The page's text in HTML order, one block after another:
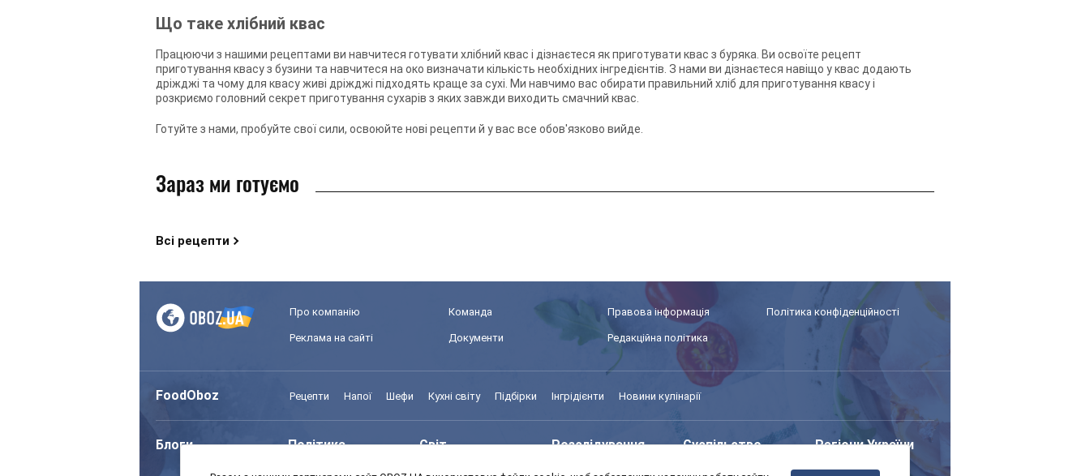
Що таке хлібний квас
Працюючи з нашими рецептами ви навчитеся готувати хлібний квас і дізнаєтеся як приготувати квас з буряка. Ви освоїте рецепт
приготування квасу з бузини та навчитеся на око визначати кількість необхідних інгредієнтів. З нами ви дізнаєтеся навіщо у квас додають
дріжджі та чому для квасу живі дріжджі підходять краще за сухі. Ми навчимо вас обирати правильний хліб для приготування квасу і
розкриємо головний секрет приготування сухарів з яких завжди виходить смачний квас.
Готуйте з нами, пробуйте свої сили, освоюйте нові рецепти й у вас все обов'язково вийде.
Зараз ми готуємо
Всі рецепти
Про компанію Команда Правова інформація Політика конфіденційності
Реклама на сайті Документи Редакційна політика
FoodOboz Рецепти Напої Шефи Кухні світу Підбірки Інгрідієнти Новини кулінарії
Блоги Політика Світ Розслідування Суспільство Регіони України